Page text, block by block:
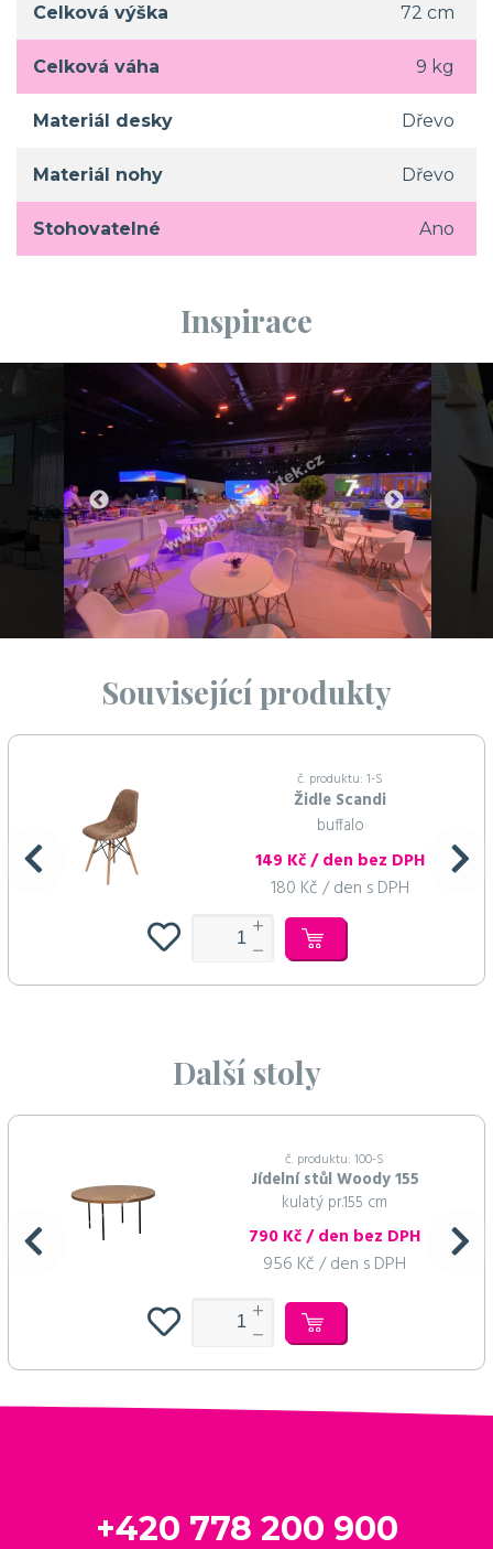
Celková výška 72 cm
Celková váha 9 kg
Materiál desky Dřevo
Materiál nohy Dřevo
Stohovatelné Ano
Inspirace
Související produkty
č. produktu: 1-S
Židle Scandi
buffalo
149 Kč / den bez DPH
180 Kč / den s DPH
Další stoly
č. produktu: 100-S
Jídelní stůl Woody 155
kulatý pr.155 cm
790 Kč / den bez DPH
956 Kč / den s DPH
+420 778 200 900